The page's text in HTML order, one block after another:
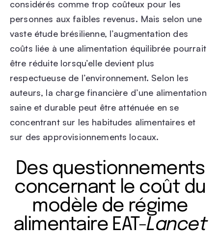
considérés comme trop coûteux pour les
personnes aux faibles revenus. Mais selon une
vaste étude brésilienne, l’augmentation des
coûts liée à une alimentation équilibrée pourrait
être réduite lorsqu’elle devient plus
respectueuse de l’environnement. Selon les
auteurs, la charge financière d’une alimentation
saine et durable peut être atténuée en se
concentrant sur les habitudes alimentaires et
sur des approvisionnements locaux.
Des questionnements
concernant le coût du
modèle de régime
alimentaire EAT-Lancet